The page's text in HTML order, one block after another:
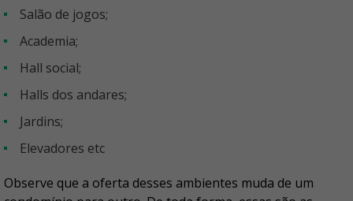
Salão de jogos;
Academia;
Hall social;
Halls dos andares;
Jardins;
Elevadores etc
Observe que a oferta desses ambientes muda de um